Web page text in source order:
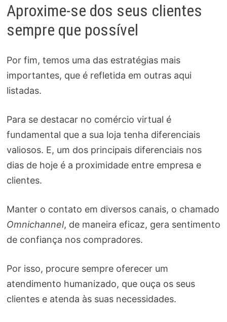
Aproxime-se dos seus clientes
sempre que possível
Por fim, temos uma das estratégias mais
importantes, que é refletida em outras aqui
listadas.
Para se destacar no comércio virtual é
fundamental que a sua loja tenha diferenciais
valiosos. E, um dos principais diferenciais nos
dias de hoje é a proximidade entre empresa e
clientes.
Manter o contato em diversos canais, o chamado
Omnichannel, de maneira eficaz, gera sentimento
de confiança nos compradores.
Por isso, procure sempre oferecer um
atendimento humanizado, que ouça os seus
clientes e atenda às suas necessidades.